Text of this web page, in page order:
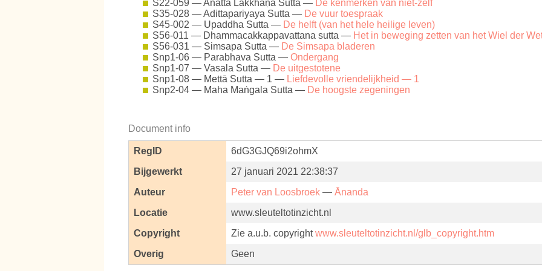
S22-059 — Anatta Lakkhaṇa Sutta — De kenmerken van niet-zelf
S35-028 — Adittapariyaya Sutta — De vuur toespraak
S45-002 — Upaddha Sutta — De helft (van het hele heilige leven)
S56-011 — Dhammacakkappavattana sutta — Het in beweging zetten van het Wiel der
S56-031 — Simsapa Sutta — De Simsapa bladeren
Snp1-06 — Parabhava Sutta — Ondergang
Snp1-07 — Vasala Sutta — De uitgestotene
Snp1-08 — Mettā Sutta — 1 — Liefdevolle vriendelijkheid — 1
Snp2-04 — Maha Maṅgala Sutta — De hoogste zegeningen
Document info
RegID
6dG3GJQ69i2ohmX
Bijgewerkt
27 januari 2021 22:38:37
Auteur
Peter van Loosbroek — Ānanda
Locatie
www.sleuteltotinzicht.nl
Copyright
Zie a.u.b. copyrightwww.sleuteltotinzicht.nl/glb_copyright.htm
Overig
Geen